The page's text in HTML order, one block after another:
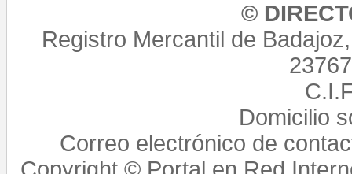
©
Registro Mercantil de
Domicilio
Correo electrónico de